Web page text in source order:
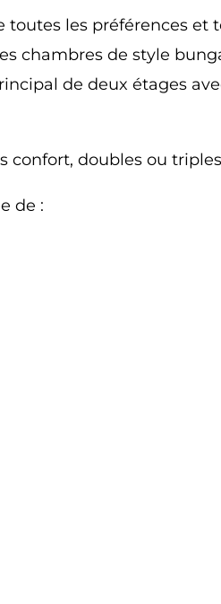
toutes les préférences et
chambres de style
de deux étages
confort, doubles ou
de :